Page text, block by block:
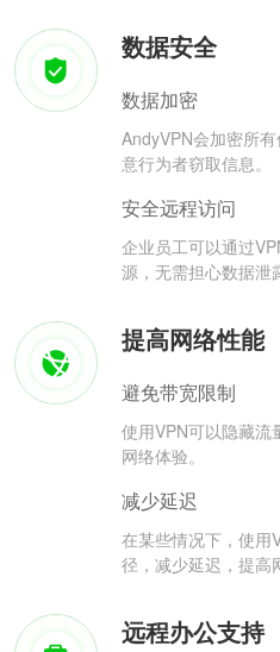
数据安全
数据加密
AndyVPN会加密所
意行为者窃取信息。
安全远程访问
企业员工可以通过
源，无需担心数据泄
提高网络性能
避免带宽限制
使用VPN可以隐藏流
网络体验。
减少延迟
在某些情况下，使用
径，减少延迟，提高
远程办公支持